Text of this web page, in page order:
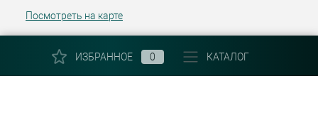
Посмотреть на карте
+375 (29) 303 22 30
ИЗБРАННОЕ 0 КАТАЛОГ